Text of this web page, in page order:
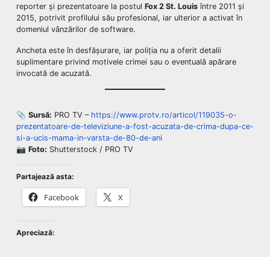
reporter și prezentatoare la postul Fox 2 St. Louis între 2011 și
2015, potrivit profilului său profesional, iar ulterior a activat în
domeniul vânzărilor de software.
Ancheta este în desfășurare, iar poliția nu a oferit detalii
suplimentare privind motivele crimei sau o eventuală apărare
invocată de acuzată.
📎 Sursă: PRO TV – https://www.protv.ro/articol/119035-o-
prezentatoare-de-televiziune-a-fost-acuzata-de-crima-dupa-ce-
si-a-ucis-mama-in-varsta-de-80-de-ani
📷 Foto: Shutterstock / PRO TV
Partajează asta:
Facebook X
Apreciază: